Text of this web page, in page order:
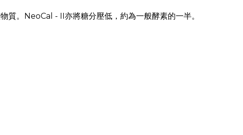
質。NeoCal - II亦將糖分壓低，約為一般酵素的一半。